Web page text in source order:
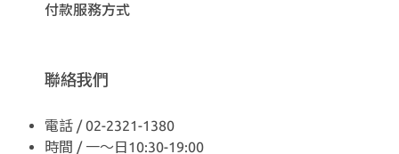
付款服務方式
聯絡我們
電話 / 02-2321-1380
時間 / 一～日10:30-19:00